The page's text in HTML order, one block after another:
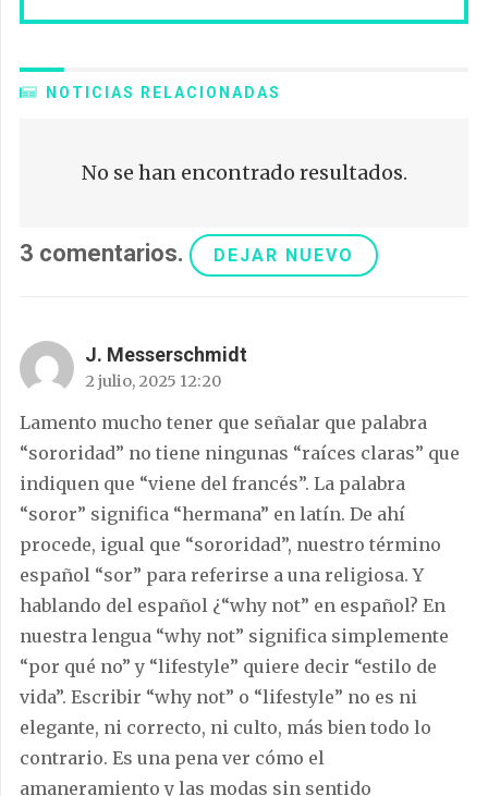
NOTICIAS RELACIONADAS
No se han encontrado resultados.
3 comentarios. DEJAR NUEVO
J. Messerschmidt
2 julio, 2025 12:20
Lamento mucho tener que señalar que palabra
“sororidad” no tiene ningunas “raíces claras” que
indiquen que “viene del francés”. La palabra
“soror” significa “hermana” en latín. De ahí
procede, igual que “sororidad”, nuestro término
español “sor” para referirse a una religiosa. Y
hablando del español ¿“why not” en español? En
nuestra lengua “why not” significa simplemente
“por qué no” y “lifestyle” quiere decir “estilo de
vida”. Escribir “why not” o “lifestyle” no es ni
elegante, ni correcto, ni culto, más bien todo lo
contrario. Es una pena ver cómo el
amaneramiento y las modas sin sentido